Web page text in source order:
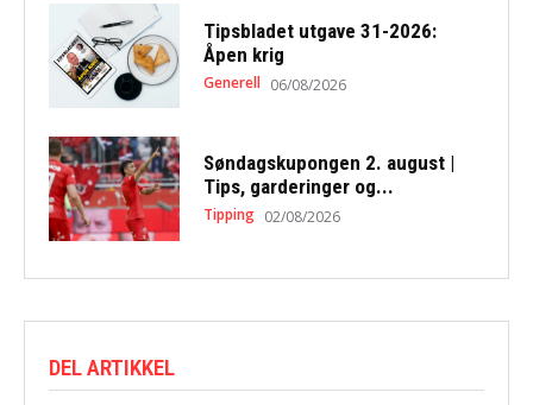
Tipsbladet utgave 31-2026:
Åpen krig
Generell 06/08/2026
Søndagskupongen 2. august |
Tips, garderinger og...
Tipping 02/08/2026
DEL ARTIKKEL